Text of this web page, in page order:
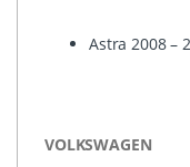
Astra 2008 –
VOLKSWAGEN